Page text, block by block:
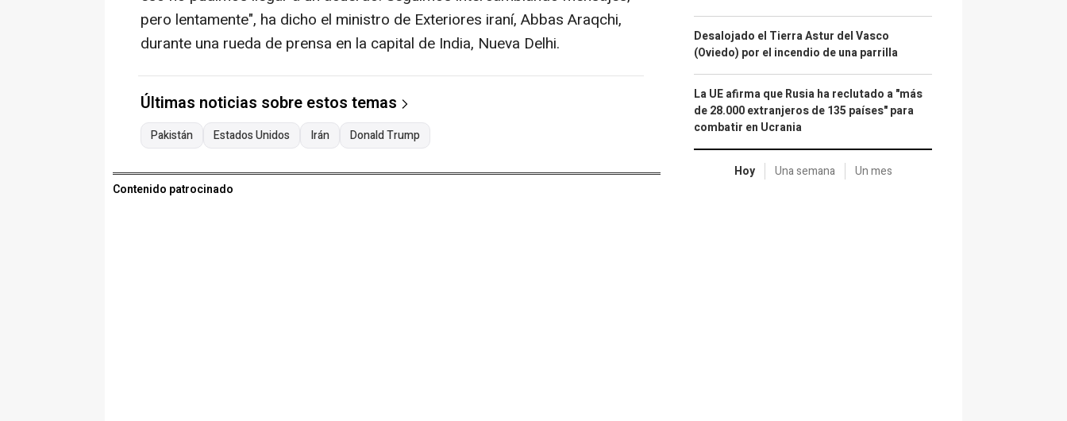
pero lentamente", ha dicho el ministro de Exteriores iraní, Abbas Araqchi,
durante una rueda de prensa en la capital de India, Nueva Delhi.
Últimas noticias sobre estos temas
Pakistán Estados Unidos Irán Donald Trump
Contenido patrocinado
Desalojado el Tierra Astur del Vasco
(Oviedo) por el incendio de una parrilla
La UE afirma que Rusia ha reclutado a "más
de 28.000 extranjeros de 135 países" para
combatir en Ucrania
Hoy Una semana Un mes